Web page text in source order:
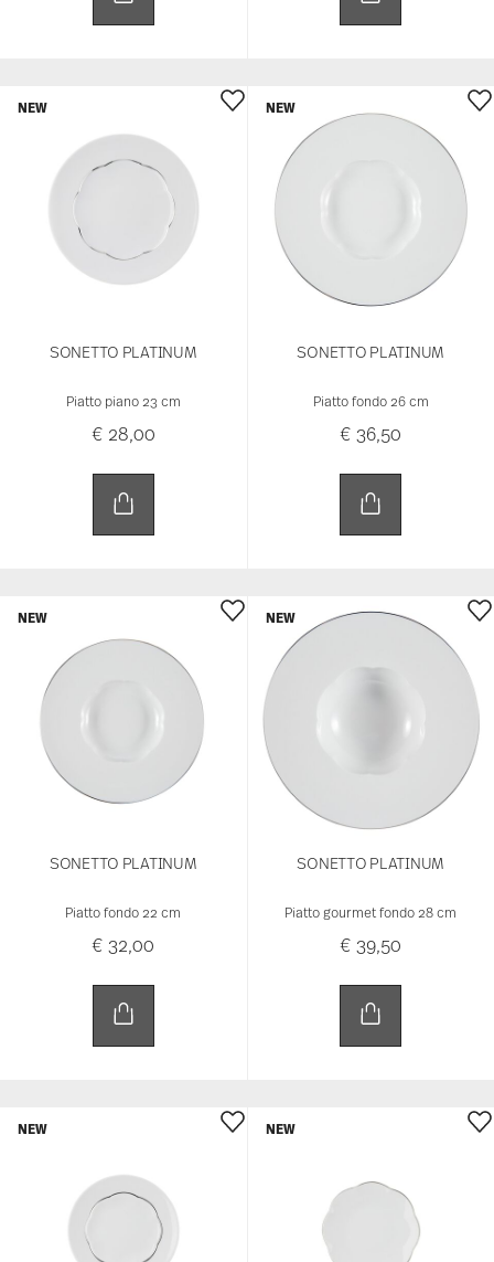
SONETTO PLATINUM
Piatto piano 23 cm
€ 28,00
NEW
SONETTO PLATINUM
Piatto fondo 26 cm
€ 36,50
NEW
SONETTO PLATINUM
Piatto fondo 22 cm
€ 32,00
NEW
SONETTO PLATINUM
Piatto gourmet fondo 28 cm
€ 39,50
NEW
NEW NEW